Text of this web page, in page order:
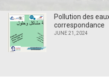
Pollution des
correspondance
JUNE 21, 2024